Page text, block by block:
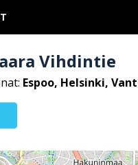
Vihdintie
Espoo, Helsinki,